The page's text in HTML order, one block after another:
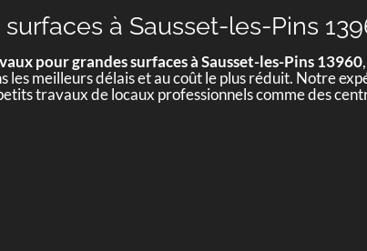
à Sausset-les-Pins
pour grandes surfaces à Sausset-les-Pins 13960
meilleurs délais et au coût le plus réduit. Notre
travaux de locaux professionnels comme des